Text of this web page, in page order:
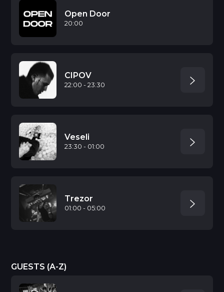
Open Door
20:00
CIPOV
22:00 - 23:30
Veseli
23:30 - 01:00
Trezor
01:00 - 05:00
GUESTS (A-Z)